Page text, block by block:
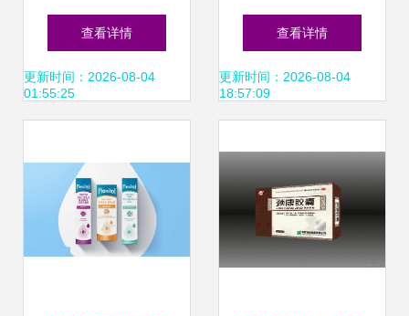
批发 8袋/盒规格供
应与采购指南
查看详情
更新时间：2026-08-04
01:55:25
析 批发渠道与厂家
直供优势
查看详情
更新时间：2026-08-04
18:57:09